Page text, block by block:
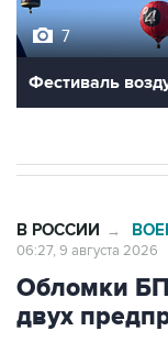
7
Фестиваль
В РОССИИ →
06:27, 9 августа 2026
Обломки
двух